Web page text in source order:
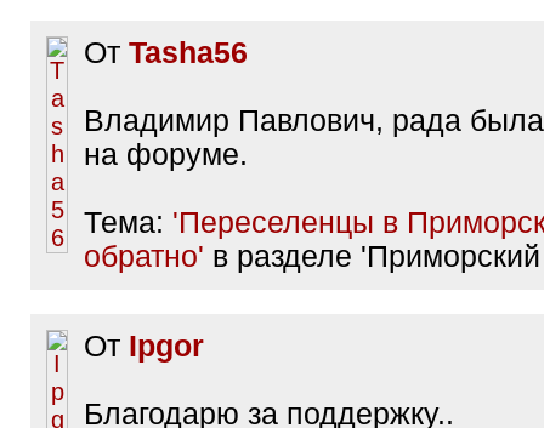
От Tasha56
Владимир Павлович, рада
на форуме.
Тема: 'Переселенцы в
обратно' в разделе
От Ipgor
Благодарю за поддержку..